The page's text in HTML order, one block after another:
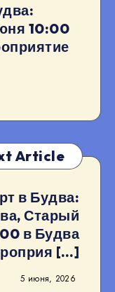
10:00
Article
в Будва:
Старый
в Будва
[…]
5 июня, 2026